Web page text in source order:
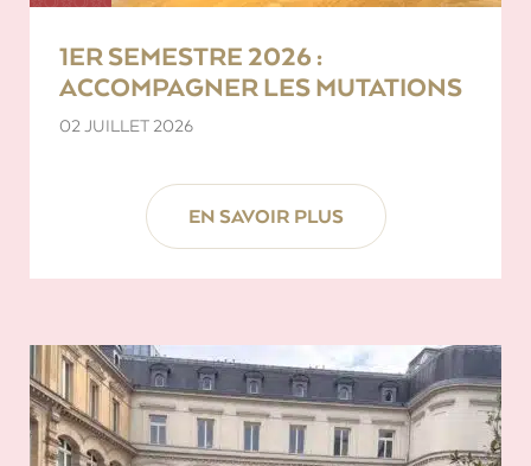
1ER SEMESTRE 2026 :
ACCOMPAGNER LES MUTATIONS
02 JUILLET 2026
EN SAVOIR PLUS